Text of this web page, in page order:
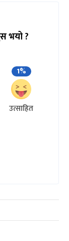
भयो ?
1%
उत्साहित